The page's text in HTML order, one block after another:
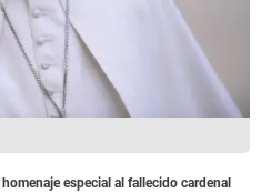
especial al fallecido cardenal